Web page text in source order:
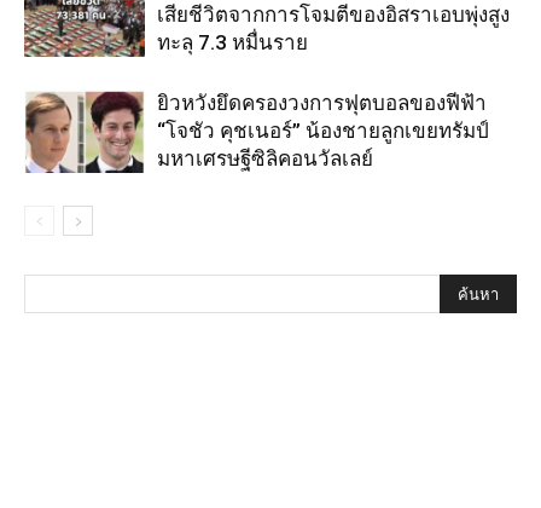
เสียชีวิตจากการโจมตีของอิสราเอบพุ่งสูง
ทะลุ 7.3 หมื่นราย
ยิวหวังยึดครองวงการฟุตบอลของฟีฟ้า
“โจชัว คุชเนอร์” น้องชายลูกเขยทรัมป์
มหาเศรษฐีซิลิคอนวัลเลย์